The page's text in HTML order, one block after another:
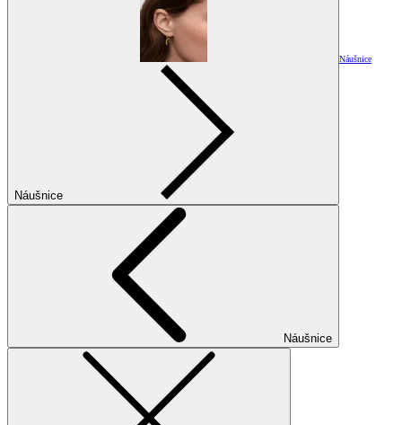
Náušnice
Náušnice
Náušnice